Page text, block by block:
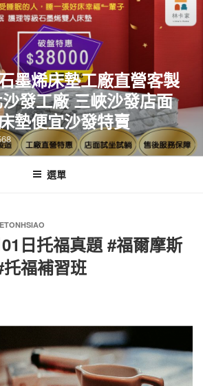
墨烯床墊工廠直營客製
發工廠 三峽沙發店面
墊便宜沙發特賣
選單
ETONHSIAO
日托福真題 #福爾摩斯
福補習班